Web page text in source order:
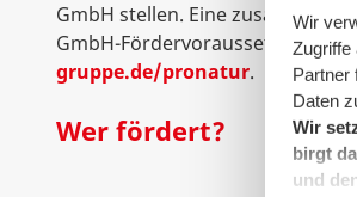
Wir
Partner
Daten
Wir
birgt
und
GmbH stellen. Eine zusätzliche
GmbH-Fördervoraussetzungen
gruppe.de/pronatur.
Wer fördert?